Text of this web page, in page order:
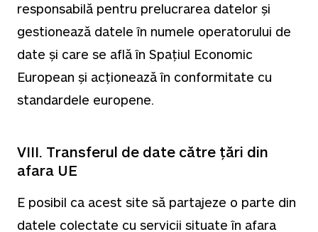
responsabilă pentru prelucrarea datelor și
gestionează datele în numele operatorului de
date și care se află în Spațiul Economic
European și acționează în conformitate cu
standardele europene.
VIII. Transferul de date către țări din
afara UE
E posibil ca acest site să partajeze o parte din
datele colectate cu servicii situate în afara